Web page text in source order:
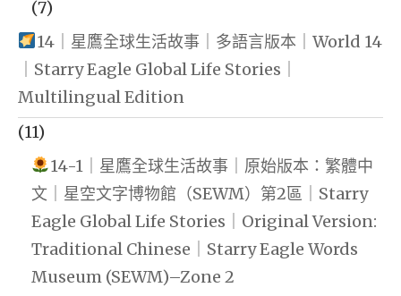
(7)
14｜星鷹全球生活故事｜多語言版本｜World 14
｜Starry Eagle Global Life Stories｜
Multilingual Edition
(11)
14-1｜星鷹全球生活故事｜原始版本：繁體中
文｜星空文字博物館（SEWM）第2區｜Starry
Eagle Global Life Stories｜Original Version:
Traditional Chinese｜Starry Eagle Words
Museum (SEWM)–Zone 2